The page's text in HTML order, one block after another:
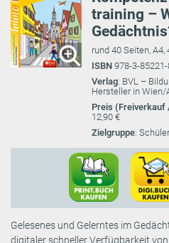
training –
rund 40 Seiten, A4,
ISBN 978-3-85221-
Verlag: BVL –
Hersteller in Wien/
Preis (Freiverkauf
12,90 €
Zielgruppe:
Gelesenes und Gelerntes im
digitaler schneller Verfügbarkeit